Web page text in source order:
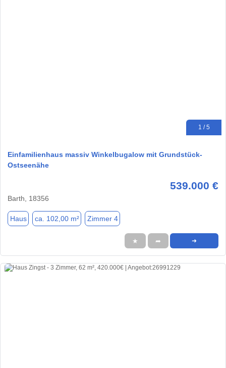
1 / 5
Einfamilienhaus massiv Winkelbugalow mit Grundstück-
Ostseenähe
539.000 €
Barth, 18356
Haus ca. 102,00 m² Zimmer 4
★ ➦ ➜